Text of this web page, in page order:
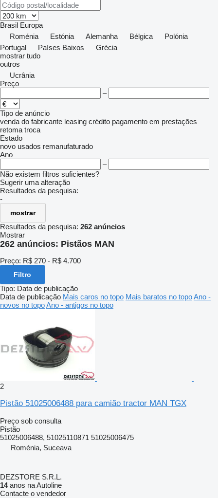
Brasil Europa
Roménia
Estónia Alemanha Bélgica
Polónia
Portugal
Países Baixos
Grécia
mostrar tudo
outros
Ucrânia
Preço
–
Tipo de anúncio
venda do fabricante leasing crédito pagamento em prestações
retoma troca
Estado
novo usados remanufaturado
Ano
–
Não existem filtros suficientes?
Sugerir uma alteração
Resultados da pesquisa:
-
mostrar
Resultados da pesquisa: 262 anúncios
Mostrar
262 anúncios: Pistãos MAN
Preço: R$ 270 - R$ 4.700
Filtro
Tipo: Data de publicação
Data de publicação Mais caros no topo Mais baratos no topoAno -
novos no topoAno - antigos no topo
2
Pistão 51025006488 para camião tractor MAN TGX
Preço sob consulta
Pistão
51025006488, 51025110871 51025006475
Roménia, Suceava
DEZSTORE S.R.L.
14anos na Autoline
Contacte o vendedor